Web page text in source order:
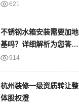
621
不锈钢水箱安装需要加地
基吗？详细解析为您答
疑！914
杭州装修一级资质转让整
体股权澄